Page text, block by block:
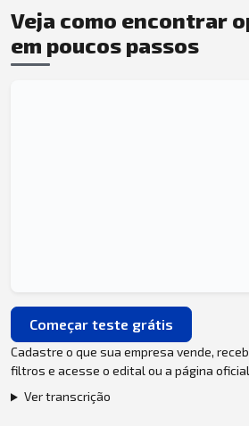
Veja como encontrar
em poucos passos
Começar teste grátis
Cadastre o que sua empresa vende,
filtros e acesse o edital ou a página
Ver transcrição